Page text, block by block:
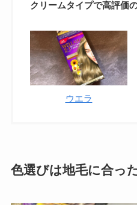
クリームタイプで高評価
ウエラ
色選びは地毛に合っ